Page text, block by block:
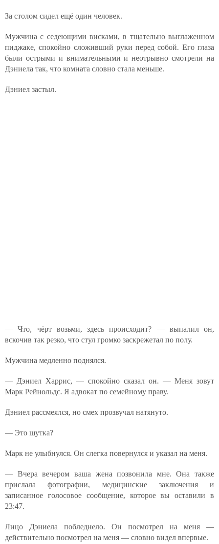
За столом сидел ещё один человек.
Мужчина с седеющими висками, в тщательно выглаженном
пиджаке, спокойно сложивший руки перед собой. Его глаза
были острыми и внимательными и неотрывно смотрели на
Дэниела так, что комната словно стала меньше.
Дэниел застыл.
— Что, чёрт возьми, здесь происходит? — выпалил он,
вскочив так резко, что стул громко заскрежетал по полу.
Мужчина медленно поднялся.
— Дэниел Харрис, — спокойно сказал он. — Меня зовут
Марк Рейнольдс. Я адвокат по семейному праву.
Дэниел рассмеялся, но смех прозвучал натянуто.
— Это шутка?
Марк не улыбнулся. Он слегка повернулся и указал на меня.
— Вчера вечером ваша жена позвонила мне. Она также
прислала фотографии, медицинские заключения и
записанное голосовое сообщение, которое вы оставили в
23:47.
Лицо Дэниела побледнело. Он посмотрел на меня —
действительно посмотрел на меня — словно видел впервые.